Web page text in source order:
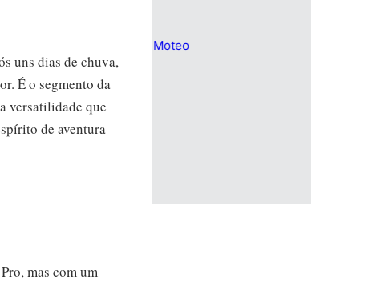
uns dias de chuva,
É o segmento da
versatilidade que
de aventura
mas com um